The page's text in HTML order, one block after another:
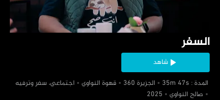
‏السفر
شاهد
‏ المدة : 35m 47s
‏الجزيرة 360 ‏قهوة النواوي
‏اجتماعي، سفر وترفيه
‏صالح النواوي